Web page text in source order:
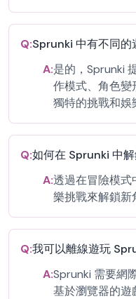
Q:Sprunki 中有不同的
A:是的，Sprunki
作模式、角色變
獨特的挑戰和娛
Q:如何在 Sprunki 中解
A:透過在冒險模式
樂挑戰來解鎖新
Q:我可以離線遊玩
A:Sprunki 需要網
基於瀏覽器的遊